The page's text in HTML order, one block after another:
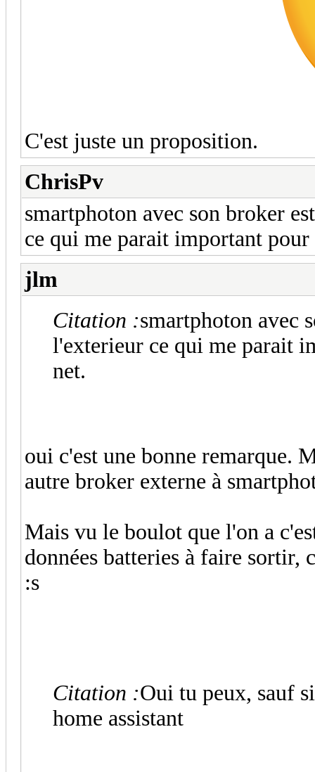
C'est juste un proposition.
ChrisPv
smartphoton avec son broker
ce qui me parait important
jlm
Citation :smartphoton avec
l'exterieur ce qui me parait
net.
oui c'est une bonne remarque.
autre broker externe à
Mais vu le boulot que l'on a
données batteries à faire sortir,
:s
Citation :Oui tu peux, sauf
home assistant